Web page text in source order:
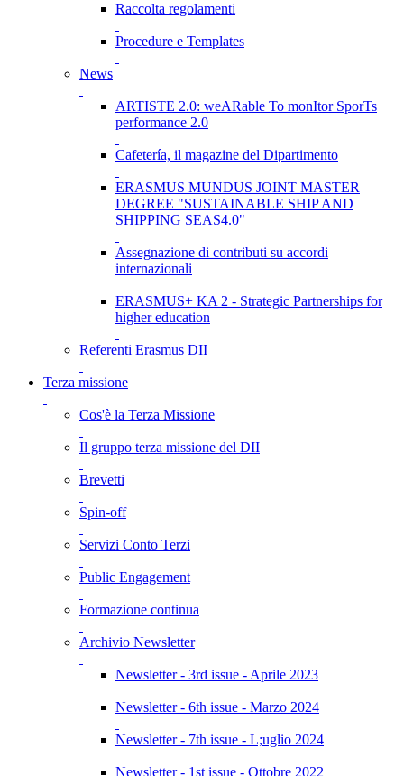
Raccolta regolamenti
Procedure e Templates
News
ARTISTE 2.0: weARable To monItor SporTs
performance 2.0
Cafetería, il magazine del Dipartimento
ERASMUS MUNDUS JOINT MASTER
DEGREE "SUSTAINABLE SHIP AND
SHIPPING SEAS4.0"
Assegnazione di contributi su accordi
internazionali
ERASMUS+ KA 2 - Strategic Partnerships for
higher education
Referenti Erasmus DII
Terza missione
Cos'è la Terza Missione
Il gruppo terza missione del DII
Brevetti
Spin-off
Servizi Conto Terzi
Public Engagement
Formazione continua
Archivio Newsletter
Newsletter - 3rd issue - Aprile 2023
Newsletter - 6th issue - Marzo 2024
Newsletter - 7th issue - L;uglio 2024
Newsletter - 1st issue - Ottobre 2022